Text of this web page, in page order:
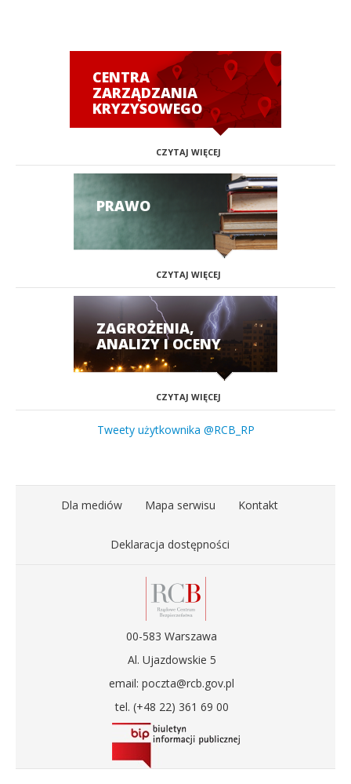
CENTRA
ZARZĄDZANIA
KRYZYSOWEGO
CZYTAJ WIĘCEJ
PRAWO
CZYTAJ WIĘCEJ
ZAGROŻENIA,
ANALIZY I OCENY
CZYTAJ WIĘCEJ
Tweety użytkownika @RCB_RP
Dla mediów Mapa serwisu Kontakt
Deklaracja dostępności
00-583 Warszawa
Al. Ujazdowskie 5
email: poczta@rcb.gov.pl
tel. (+48 22) 361 69 00